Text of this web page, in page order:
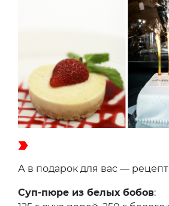
А в подарок для вас —
Суп-пюре из белых бобов: